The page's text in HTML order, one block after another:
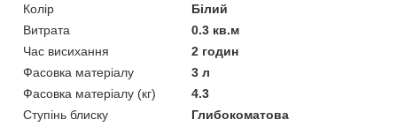
Колір
Білий
Витрата
0.3 кв.м
Час висихання
2 годин
Фасовка матеріалу
3 л
Фасовка матеріалу (кг)
4.3
Ступінь блиску
Глибокоматова